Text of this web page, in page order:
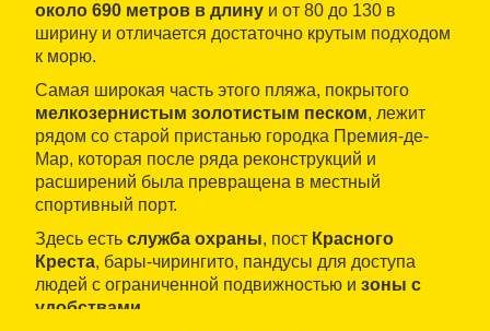
около 690 метров в длину и от 80 до 130 в
ширину и отличается достаточно крутым подходом
к морю.
Самая широкая часть этого пляжа, покрытого
мелкозернистым золотистым песком, лежит
рядом со старой пристанью городка Премия-де-
Мар, которая после ряда реконструкций и
расширений была превращена в местный
спортивный порт.
Здесь есть служба охраны, пост Красного
Креста, бары-чирингито, пандусы для доступа
людей с ограниченной подвижностью и зоны с
удобствами